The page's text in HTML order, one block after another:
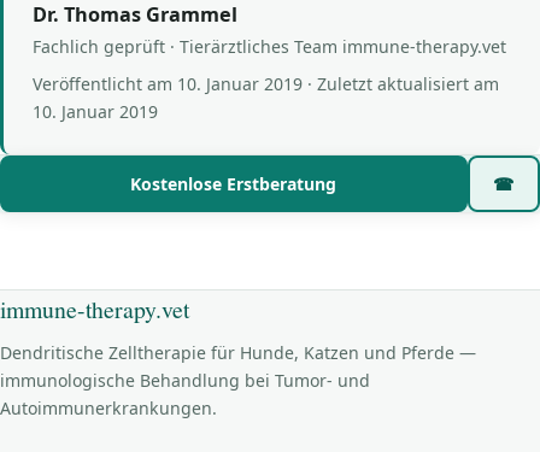
Dr. Thomas Grammel
Fachlich geprüft · Tierärztliches Team immune-therapy.vet
Veröffentlicht am 10. Januar 2019 · Zuletzt aktualisiert am
10. Januar 2019
Kostenlose Erstberatung ☎
immune-therapy.vet
Dendritische Zelltherapie für Hunde, Katzen und Pferde —
immunologische Behandlung bei Tumor- und
Autoimmunerkrankungen.